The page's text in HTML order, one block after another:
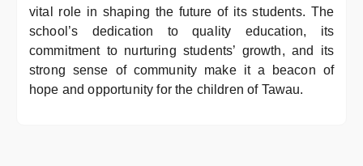
vital role in shaping the future of its students. The
school’s dedication to quality education, its
commitment to nurturing students’ growth, and its
strong sense of community make it a beacon of
hope and opportunity for the children of Tawau.